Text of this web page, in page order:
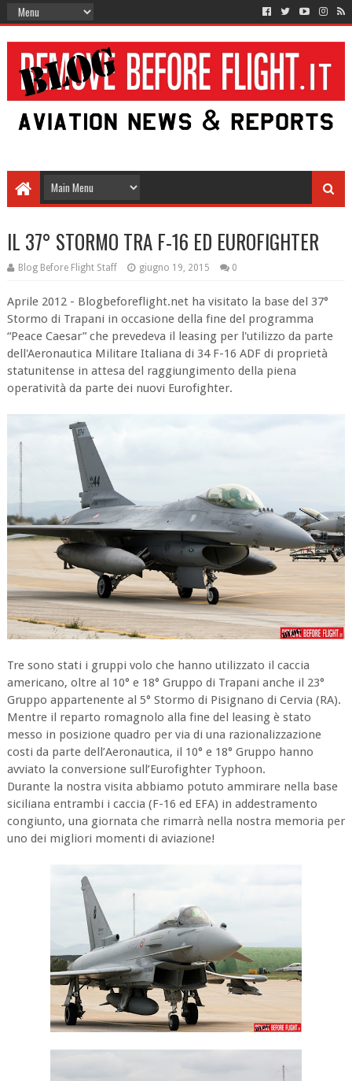
IL 37° STORMO TRA F-16 ED EUROFIGHTER
Blog Before Flight Staff giugno 19, 2015 0
Aprile 2012 - Blogbeforeflight.net ha visitato la base del 37°
Stormo di Trapani in occasione della fine del programma
“Peace Caesar” che prevedeva il leasing per l'utilizzo da parte
dell'Aeronautica Militare Italiana di 34 F-16 ADF di proprietà
statunitense in attesa del raggiungimento della piena
operatività da parte dei nuovi Eurofighter.
Tre sono stati i gruppi volo che hanno utilizzato il caccia
americano, oltre al 10° e 18° Gruppo di Trapani anche il 23°
Gruppo appartenente al 5° Stormo di Pisignano di Cervia (RA).
Mentre il reparto romagnolo alla fine del leasing è stato
messo in posizione quadro per via di una razionalizzazione
costi da parte dell’Aeronautica, il 10° e 18° Gruppo hanno
avviato la conversione sull’Eurofighter Typhoon.
Durante la nostra visita abbiamo potuto ammirare nella base
siciliana entrambi i caccia (F-16 ed EFA) in addestramento
congiunto, una giornata che rimarrà nella nostra memoria per
uno dei migliori momenti di aviazione!